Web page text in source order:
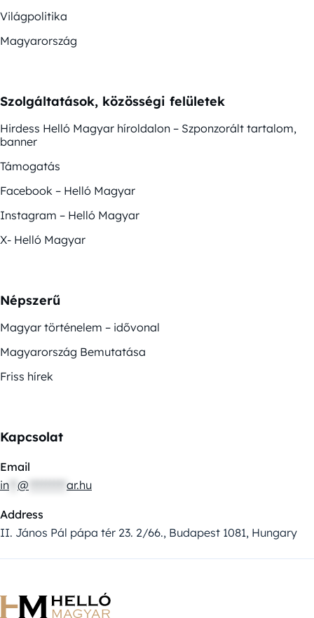
Világpolitika
Magyarország
Szolgáltatások, közösségi felületek
Hirdess Helló Magyar híroldalon – Szponzorált tartalom,
banner
Támogatás
Facebook – Helló Magyar
Instagram – Helló Magyar
X- Helló Magyar
Népszerű
Magyar történelem – idővonal
Magyarország Bemutatása
Friss hírek
Kapcsolat
Email
in @ ar.hu
Address
II. János Pál pápa tér 23. 2/66., Budapest 1081, Hungary